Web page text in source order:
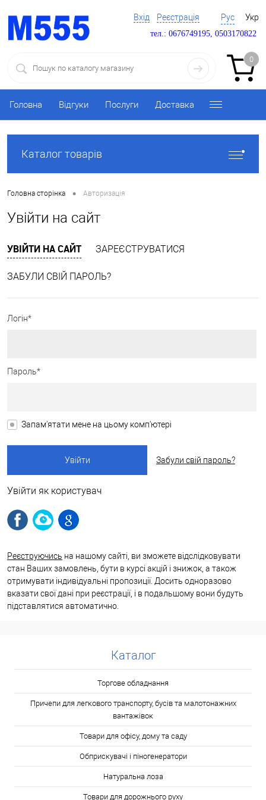
Вхід Реєстрація Рус Укр
тел.: 0676749195, 0503170822
0
Головна Відгуки Послуги Доставка
Каталог товарів
Головна сторінка • Авторизація
Увійти на сайт
УВІЙТИ НА САЙТ ЗАРЕЄСТРУВАТИСЯ
ЗАБУЛИ СВІЙ ПАРОЛЬ?
Логін*
Пароль*
Запам'ятати мене на цьому комп'ютері
Забули свій пароль?
Увійти як користувач
Реєструючись на нашому сайті, ви зможете відслідковувати
стан Ваших замовлень, бути в курсі акцій і знижок, а також
отримувати індивідуальні пропозиції. Досить одноразово
вказати свої дані при реєстрації, і в подальшому вони будуть
підставлятися автоматично.
Каталог
Торгове обладнання
Причепи для легкового транспорту, бусів та малотонажних
вантажівок
Товари для офісу, дому та саду
Обприскувачі і піногенератори
Натуральна лоза
Товари для дорожнього руху